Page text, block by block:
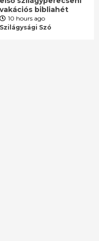
vakációs bibliahét
10 hours ago
Szilágysági Szó